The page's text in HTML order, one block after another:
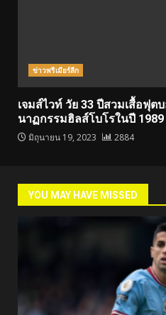
ข่าวพรีเมียร์ลีก
เจมส์ไวท์ วัย 33 ปีสวมเสื้อฟุ
นาฏกรรมฮิลส์โบโรในปี 1989
มิถุนายน 19, 2023 2884
YOU MAY HAVE MISSED